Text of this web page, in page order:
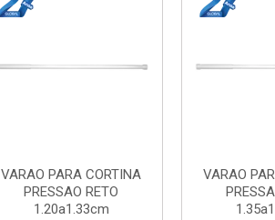
VARAO PARA CORTINA
PRESSAO RETO
1.35a1.48cm
VARAO